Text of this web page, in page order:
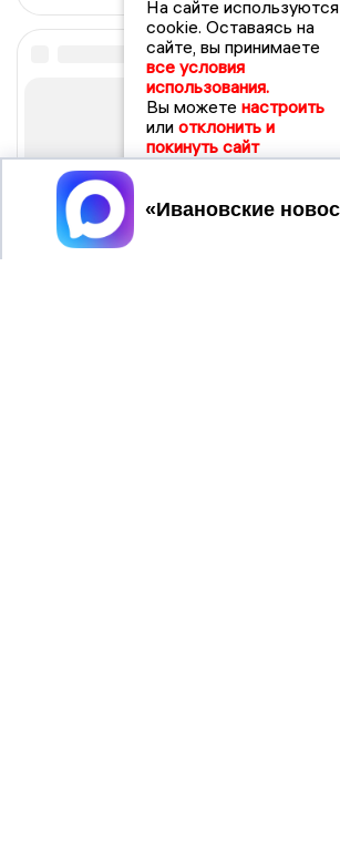
На сайте используются
cookie. Оставаясь на
сайте, вы принимаете
все условия
использования.
Вы можете настроить
или отклонить и
покинуть сайт
Принять